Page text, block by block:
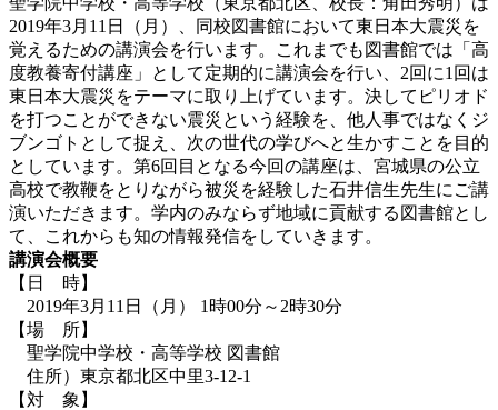
2019年3月11日（月）、同校図書館において東日本大震災を
覚えるための講演会を行います。これまでも図書館では「高
度教養寄付講座」として定期的に講演会を行い、2回に1回は
東日本大震災をテーマに取り上げています。決してピリオド
を打つことができない震災という経験を、他人事ではなくジ
ブンゴトとして捉え、次の世代の学びへと生かすことを目的
としています。第6回目となる今回の講座は、宮城県の公立
高校で教鞭をとりながら被災を経験した石井信生先生にご講
演いただきます。学内のみならず地域に貢献する図書館とし
て、これからも知の情報発信をしていきます。
講演会概要
【日 時】
2019年3月11日（月） 1時00分～2時30分
【場 所】
聖学院中学校・高等学校 図書館
住所）東京都北区中里3-12-1
【対 象】